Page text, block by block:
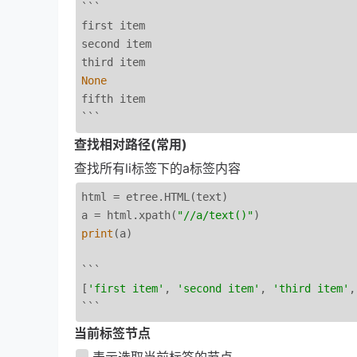
```
first item
second item
None
fifth item
查找相对路径(常用)
查找所有li标签下的a标签内容
html = etree.HTML(text)
a = html.xpath( "//a/text()"
print (a)
```
[ 'first item' , 'second item' , 'third item' ,
当前标签节点